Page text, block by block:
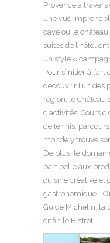
Provence à
une vue
cave ou le
suites de l’hôtel
un style «
Pour s’initier à
découvrir l’un des
région, le Château
d’activités. Cours
de tennis,
monde y trouve
De plus, le
part belle aux
cuisine créative et
gastronomique
Guide Michelin, la
enfin le Bistrot.